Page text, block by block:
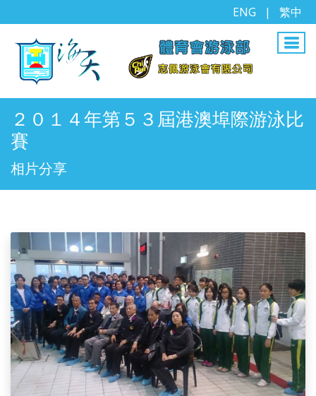
ENG | 繁中
２０１４年第５３屆港澳埠際游泳比
賽
相片分享